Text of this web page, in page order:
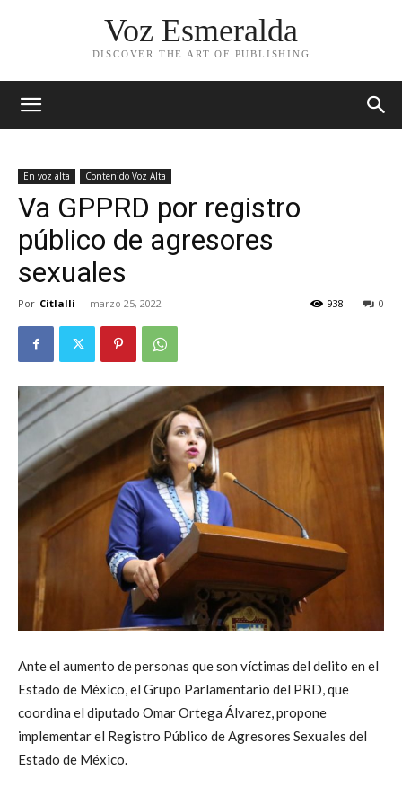
Voz Esmeralda
DISCOVER THE ART OF PUBLISHING
En voz alta Contenido Voz Alta
Va GPPRD por registro
público de agresores
sexuales
Por Citlalli - marzo 25, 2022 0
938
Ante el aumento de personas que son víctimas del delito en el
Estado de México, el Grupo Parlamentario del PRD, que
coordina el diputado Omar Ortega Álvarez, propone
implementar el Registro Público de Agresores Sexuales del
Estado de México.